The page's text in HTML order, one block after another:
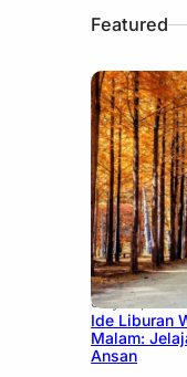
Featured
July 15, 2026
Ide Liburan
Malam:
Ansan